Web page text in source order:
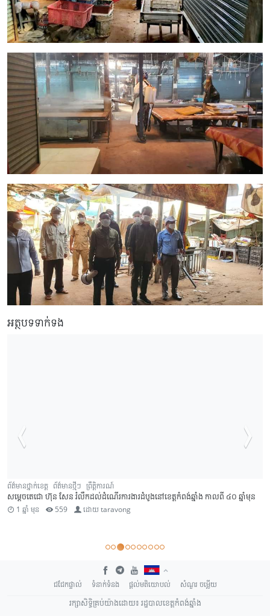
អត្ថបទទាក់ទង
ព័ត៌មានថ្នាក់ខេត្ត ព័ត៌មានថ្មីៗ ព្រឹត្តិការណ៍
សម្តេចតេជោ ហ៊ុន សែន រំលឹកដល់ដំណើរការងារដំបូងនៅខេត្តកំពង់ឆ្នាំង កាលពី ៤០ ឆ្នាំមុន
1 ឆ្នាំ មុន 559 ដោយtaravong
ជជែកផ្ទាល់ ទំនាក់ទំនង ផ្តល់មតិយោបល់
សំណួរ ចម្លើយ
រក្សាសិទ្ធិគ្រប់យ៉ាងដោយ៖ រដ្ឋបាលខេត្តកំពង់ឆ្នាំង